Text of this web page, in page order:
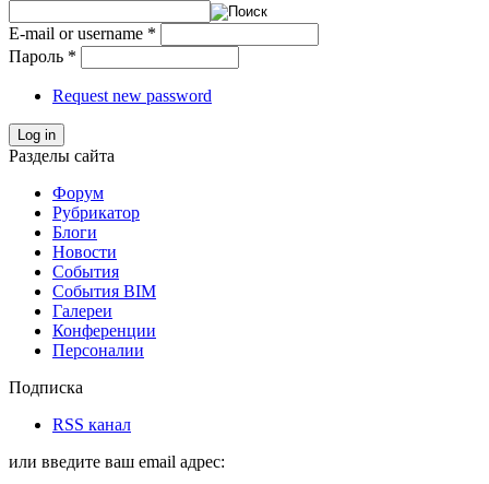
E-mail or username *
Пароль *
Request new password
Log in
Разделы сайта
Форум
Рубрикатор
Блоги
Новости
События
События BIM
Галереи
Конференции
Персоналии
Подписка
RSS канал
или введите ваш email адрес: